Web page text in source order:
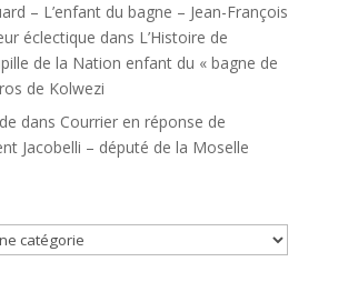
– L’enfant du bagne – Jean-François
éclectique dans L’Histoire de
de la Nation enfant du « bagne de
de Kolwezi
dans Courrier en réponse de
Jacobelli – député de la Moselle